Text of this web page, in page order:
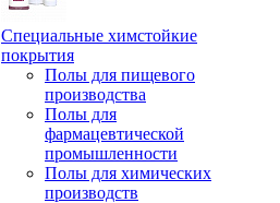
Специальные химстойкие
покрытия
Полы для пищевого
производства
Полы для
фармацевтической
промышленности
Полы для химических
производств